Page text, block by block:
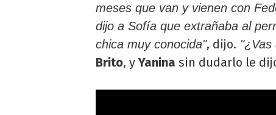
meses que van y vienen con
dijo a Sofía que extrañaba al
chica muy conocida", dijo. "¿Vas
Brito, yYanina sin dudarlo le